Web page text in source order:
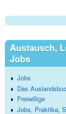
Austausch,
Jobs
Jobs
Das
Freiwillige
Jobs, Praktika,